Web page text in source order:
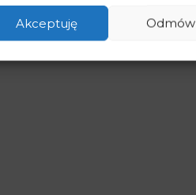
Akceptuję Odmów